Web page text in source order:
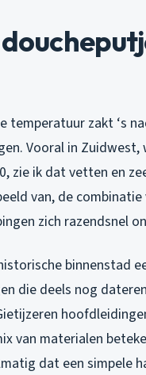
temperatuur zakt ‘s
Vooral in
zie ik dat vetten en
van, de
zich razendsnel
binnenstad
die deels nog
van materialen
dat een simpele